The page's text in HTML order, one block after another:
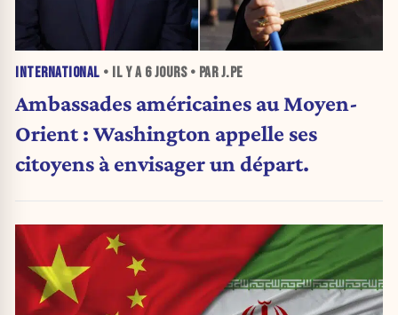
INTERNATIONAL • IL Y A 6 JOURS• PAR J.PE
Ambassades américaines au Moyen-
Orient : Washington appelle ses
citoyens à envisager un départ.